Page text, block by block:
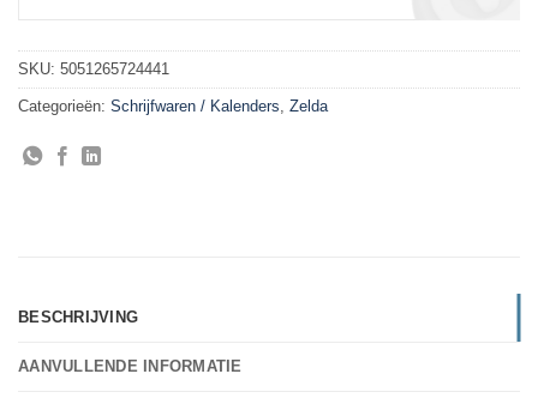
SKU: 5051265724441
Categorieën: Schrijfwaren / Kalenders, Zelda
BESCHRIJVING
AANVULLENDE INFORMATIE